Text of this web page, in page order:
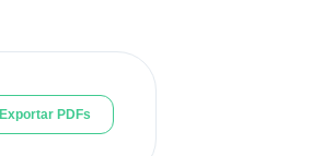
Exportar PDFs